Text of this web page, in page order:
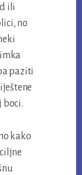
ili
no
paziti
boci.
kako